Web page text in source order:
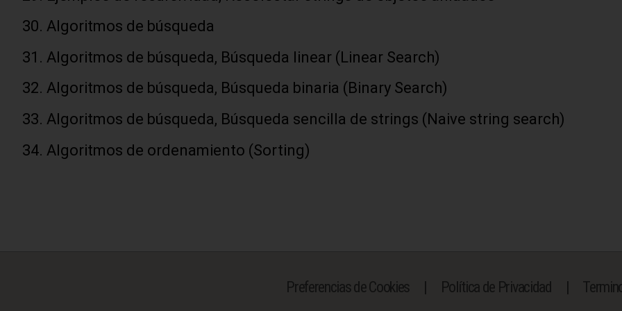
Algoritmos de búsqueda
Algoritmos de búsqueda, Búsqueda linear (Linear Search)
Algoritmos de búsqueda, Búsqueda binaria (Binary Search)
Algoritmos de búsqueda, Búsqueda sencilla de strings (Naive string search)
Algoritmos de ordenamiento (Sorting)
Preferencias de Cookies | Política de Privacidad |